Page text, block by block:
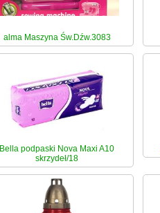
alma Maszyna Św.Dźw.3083
Bella podpaski Nova Maxi A10
skrzydeł/18